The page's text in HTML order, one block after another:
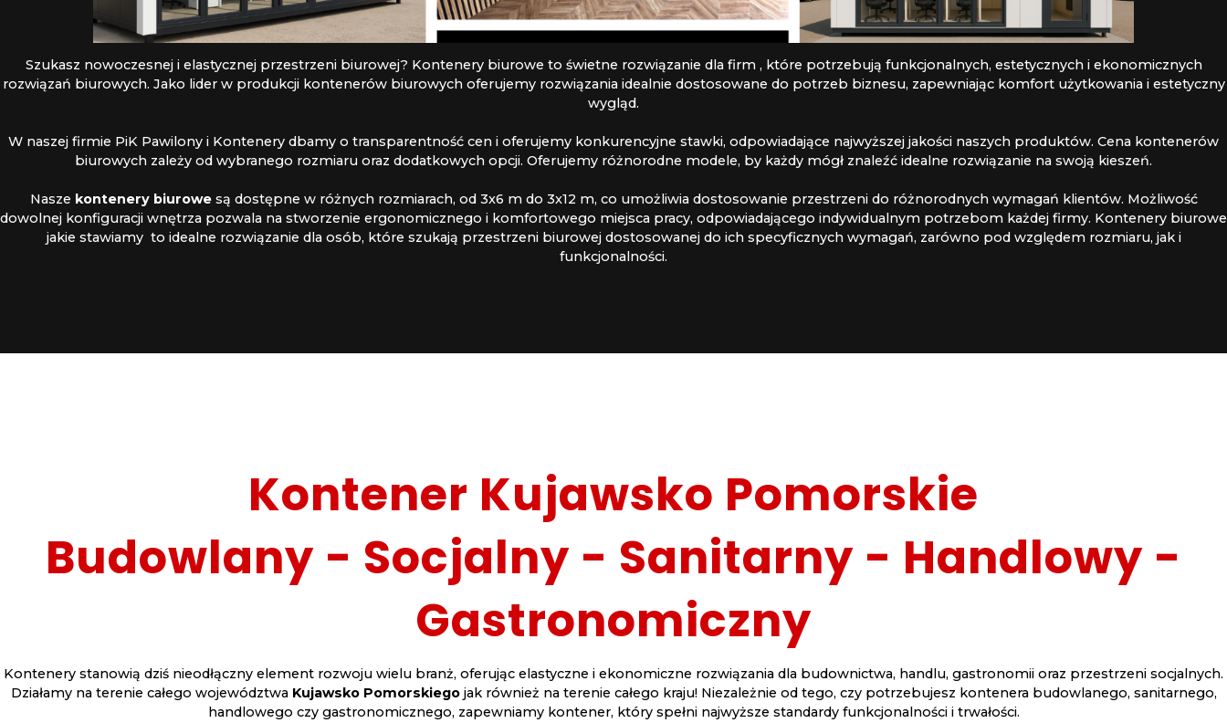
Szukasz nowoczesnej i elastycznej przestrzeni biurowej? Kontenery biurowe to świetne rozwiązanie dla firm , które potrzebują funkcjonalnych, estetycznych i ekonomicznych
rozwiązań biurowych. Jako lider w produkcji kontenerów biurowych oferujemy rozwiązania idealnie dostosowane do potrzeb biznesu, zapewniając komfort użytkowania i estetyczny
wygląd.
W naszej firmie PiK Pawilony i Kontenery dbamy o transparentność cen i oferujemy konkurencyjne stawki, odpowiadające najwyższej jakości naszych produktów. Cena kontenerów
biurowych zależy od wybranego rozmiaru oraz dodatkowych opcji. Oferujemy różnorodne modele, by każdy mógł znaleźć idealne rozwiązanie na swoją kieszeń.
Nasze kontenery biurowesą dostępne w różnych rozmiarach, od 3x6 m do 3x12 m, co umożliwia dostosowanie przestrzeni do różnorodnych wymagań klientów. Możliwość
dowolnej konfiguracji wnętrza pozwala na stworzenie ergonomicznego i komfortowego miejsca pracy, odpowiadającego indywidualnym potrzebom każdej firmy. Kontenery biurowe
jakie stawiamy to idealne rozwiązanie dla osób, które szukają przestrzeni biurowej dostosowanej do ich specyficznych wymagań, zarówno pod względem rozmiaru, jak i
funkcjonalności.
Kontener Kujawsko Pomorskie
Budowlany - Socjalny - Sanitarny - Handlowy -
Gastronomiczny
Kontenery stanowią dziś nieodłączny element rozwoju wielu branż, oferując elastyczne i ekonomiczne rozwiązania dla budownictwa, handlu, gastronomii oraz przestrzeni socjalnych.
Działamy na terenie całego województwa Kujawsko Pomorskiego jak również na terenie całego kraju! Niezależnie od tego, czy potrzebujesz kontenera budowlanego, sanitarnego,
handlowego czy gastronomicznego, zapewniamy kontener, który spełni najwyższe standardy funkcjonalności i trwałości.